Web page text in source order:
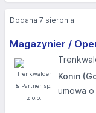
Magazynier /
Konin
umowa
Dodana 7 sierpnia